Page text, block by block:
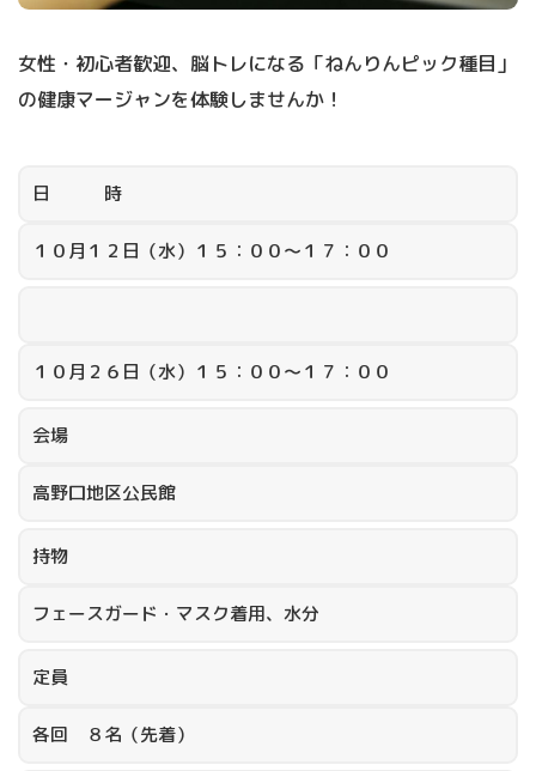
女性・初心者歓迎、脳トレになる「ねんりんピック種目」
の健康マージャンを体験しませんか！
日 時
１０月１２日（水）１５：００～１７：００
１０月２６日（水）１５：００～１７：００
会場
高野口地区公民館
持物
フェースガード・マスク着用、水分
定員
各回 ８名（先着）